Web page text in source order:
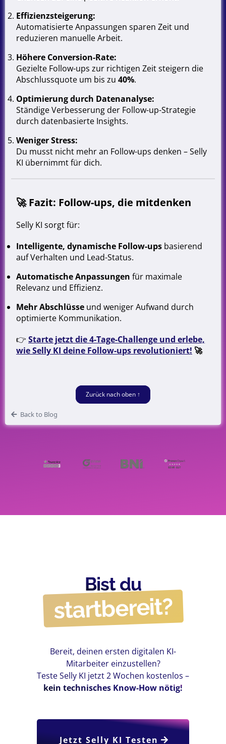
Effizienzsteigerung:
Automatisierte Anpassungen sparen Zeit und
reduzieren manuelle Arbeit.
Höhere Conversion-Rate:
Gezielte Follow-ups zur richtigen Zeit steigern die
Abschlussquote um bis zu 40%.
Optimierung durch Datenanalyse:
Ständige Verbesserung der Follow-up-Strategie
durch datenbasierte Insights.
Weniger Stress:
Du musst nicht mehr an Follow-ups denken – Selly
KI übernimmt für dich.
🚀Fazit: Follow-ups, die mitdenken
Selly KI sorgt für:
Intelligente, dynamische Follow-ups basierend
auf Verhalten und Lead-Status.
Automatische Anpassungen für maximale
Relevanz und Effizienz.
Mehr Abschlüsse und weniger Aufwand durch
optimierte Kommunikation.
👉 Starte jetzt die 4-Tage-Challenge und erlebe,
wie Selly KI deine Follow-ups revolutioniert! 🚀
Zurück nach oben ↑
Back to Blog
Bist du
startbereit?
Bereit, deinen ersten digitalen KI-
Mitarbeiter einzustellen?
Teste Selly KI jetzt 2 Wochen kostenlos –
kein technisches Know-How nötig!
Jetzt Selly KI Testen